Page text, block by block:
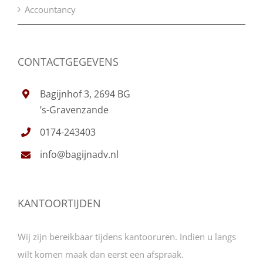
Accountancy
CONTACTGEGEVENS
Bagijnhof 3, 2694 BG
’s-Gravenzande
0174-243403
info@bagijnadv.nl
KANTOORTIJDEN
Wij zijn bereikbaar tijdens kantooruren. Indien u langs
wilt komen maak dan eerst een afspraak.